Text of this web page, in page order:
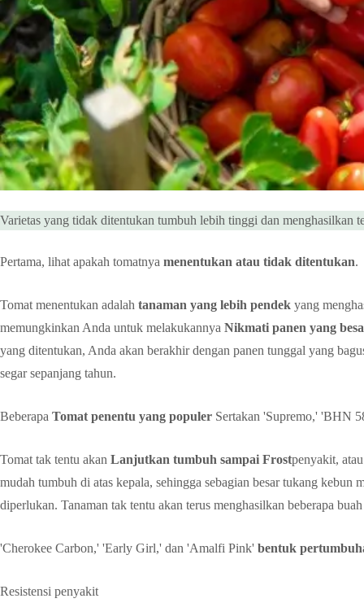
Varietas yang tidak ditentukan tumbuh lebih tinggi dan menghasilkan
Pertama, lihat apakah tomatnya menentukan atau tidak ditentukan.
Tomat menentukan adalah tanaman yang lebih pendek yang
memungkinkan Anda untuk melakukannya Nikmati panen yang
yang ditentukan, Anda akan berakhir dengan panen tunggal yang
segar sepanjang tahun.
Beberapa Tomat penentu yang populer Sertakan 'Supremo,' 'BHN
Tomat tak tentu akan Lanjutkan tumbuh sampai Frostpenyakit,
mudah tumbuh di atas kepala, sehingga sebagian besar tukang kebun
diperlukan. Tanaman tak tentu akan terus menghasilkan beberapa
'Cherokee Carbon,' 'Early Girl,' dan 'Amalfi Pink' bentuk
Resistensi penyakit